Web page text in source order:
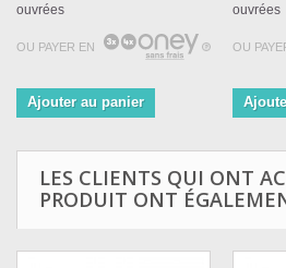
ouvrées
OU PAYER EN
Ajouter au panier
ouvrées
OU
LES CLIENTS QUI ONT
PRODUIT ONT